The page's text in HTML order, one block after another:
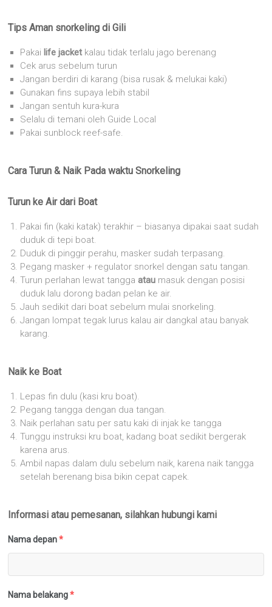
Tips Aman snorkeling di Gili
Pakai life jacket kalau tidak terlalu jago berenang
Cek arus sebelum turun
Jangan berdiri di karang (bisa rusak & melukai kaki)
Gunakan fins supaya lebih stabil
Jangan sentuh kura-kura
Selalu di temani oleh Guide Local
Pakai sunblock reef-safe.
Cara Turun & Naik Pada waktu Snorkeling
Turun ke Air dari Boat
Pakai fin (kaki katak) terakhir – biasanya dipakai saat sudah
duduk di tepi boat.
Duduk di pinggir perahu, masker sudah terpasang.
Pegang masker + regulator snorkel dengan satu tangan.
Turun perlahan lewat tanggaatau masuk dengan posisi
duduk lalu dorong badan pelan ke air.
Jauh sedikit dari boat sebelum mulai snorkeling.
Jangan lompat tegak lurus kalau air dangkal atau banyak
karang.
Naik ke Boat
Lepas fin dulu (kasi kru boat).
Pegang tangga dengan dua tangan.
Naik perlahan satu per satu kaki di injak ke tangga
Tunggu instruksi kru boat, kadang boat sedikit bergerak
karena arus.
Ambil napas dalam dulu sebelum naik, karena naik tangga
setelah berenang bisa bikin cepat capek.
Informasi atau pemesanan, silahkan hubungi kami
Nama depan *
Nama belakang *